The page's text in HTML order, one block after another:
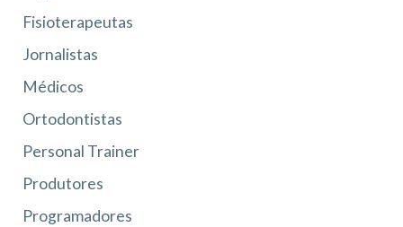
Fisioterapeutas
Jornalistas
Médicos
Ortodontistas
Personal Trainer
Produtores
Programadores